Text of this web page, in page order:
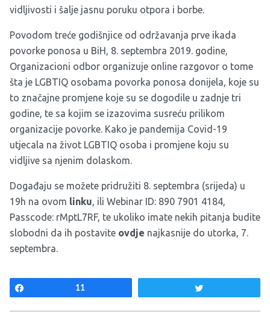
vidljivosti i šalje jasnu poruku otpora i borbe.
Povodom treće godišnjice od održavanja prve ikada
povorke ponosa u BiH, 8. septembra 2019. godine,
Organizacioni odbor organizuje online razgovor o tome
šta je LGBTIQ osobama povorka ponosa donijela, koje su
to značajne promjene koje su se dogodile u zadnje tri
godine, te sa kojim se izazovima susreću prilikom
organizacije povorke. Kako je pandemija Covid-19
utjecala na život LGBTIQ osoba i promjene koju su
vidljive sa njenim dolaskom.
Događaju se možete pridružiti 8. septembra (srijeda) u
19h na ovom linku, ili Webinar ID: 890 7901 4184,
Passcode: rMptL7RF, te ukoliko imate nekih pitanja budite
slobodni da ih postavite ovdje najkasnije do utorka, 7.
septembra.
11